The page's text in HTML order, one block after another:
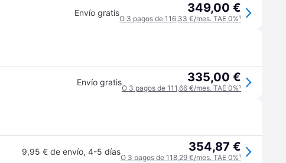
Envío gratis 349,00 €
O 3 pagos de 116,33 €/mes. TAE 0%¹
Envío gratis 335,00 €
O 3 pagos de 111,66 €/mes. TAE 0%¹
9,95 € de envío, 4-5 días 354,87 €
O 3 pagos de 118,29 €/mes. TAE 0%¹